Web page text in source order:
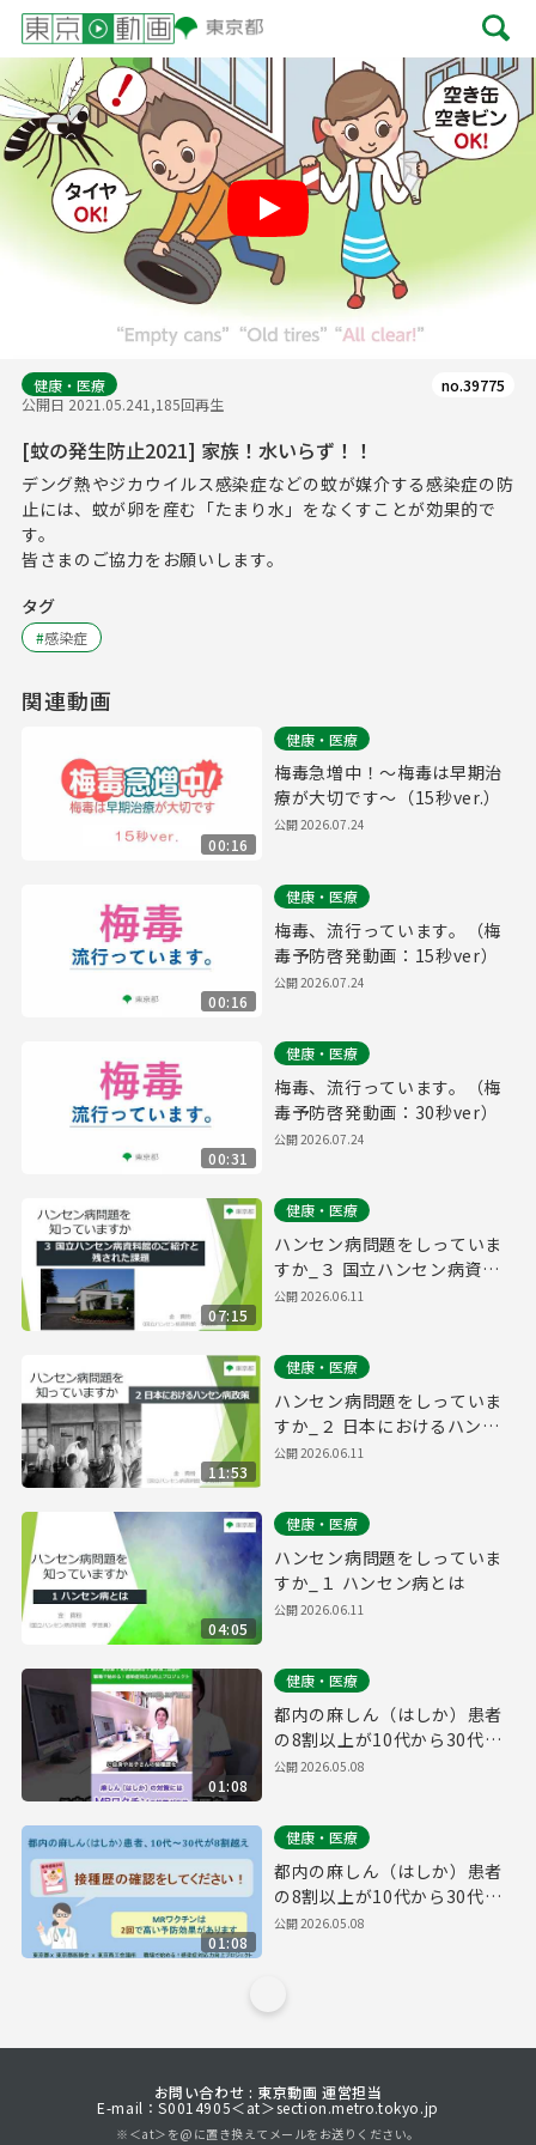
健康・医療
公開日 2021.05.241,185回再生
no.39775
[蚊の発生防止2021] 家族！水いらず！！
デング熱やジカウイルス感染症などの蚊が媒介する感染症の防
止には、蚊が卵を産む「たまり水」をなくすことが効果的で
す。
皆さまのご協力をお願いします。
タグ
#感染症
関連動画
00:16
健康・医療
梅毒急増中！～梅毒は早期治
療が大切です～（15秒ver.）
公開2026.07.24
00:16
健康・医療
梅毒、流行っています。（梅
毒予防啓発動画：15秒ver）
公開2026.07.24
00:31
健康・医療
梅毒、流行っています。（梅
毒予防啓発動画：30秒ver）
公開2026.07.24
07:15
健康・医療
ハンセン病問題をしっていま
すか_３ 国立ハンセン病資料
館のご紹介と残された課題
公開2026.06.11
11:53
健康・医療
ハンセン病問題をしっていま
すか_２ 日本におけるハンセ
ン病政策
公開2026.06.11
04:05
健康・医療
ハンセン病問題をしっていま
すか_１ ハンセン病とは
公開2026.06.11
01:08
健康・医療
都内の麻しん（はしか）患者
の8割以上が10代から30代
【麻しん啓発動画】SP版
公開2026.05.08
01:08
健康・医療
都内の麻しん（はしか）患者
の8割以上が10代から30代
【麻しん啓発動画】PC版
公開2026.05.08
お問い合わせ : 東京動画 運営担当
E-mail：S0014905＜at＞section.metro.tokyo.jp
※＜at＞を@に置き換えてメールをお送りください。